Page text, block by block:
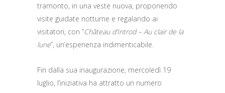
tramonto, in una veste nuova, proponendo
visite guidate notturne e regalando ai
visitatori, con “Château d’Introd – Au clair de la
lune”, un’esperienza indimenticabile.
Fin dalla sua inaugurazione, mercoledì 19
luglio, l’iniziativa ha attratto un numero